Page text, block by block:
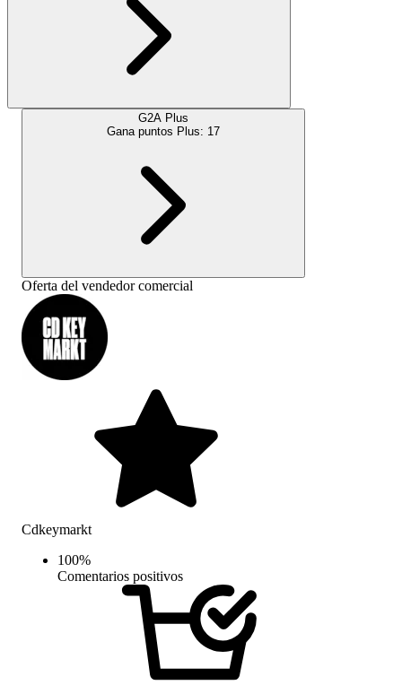
G2A Plus
Gana puntos Plus: 17
Oferta del vendedor comercial
Cdkeymarkt
100%
Comentarios positivos